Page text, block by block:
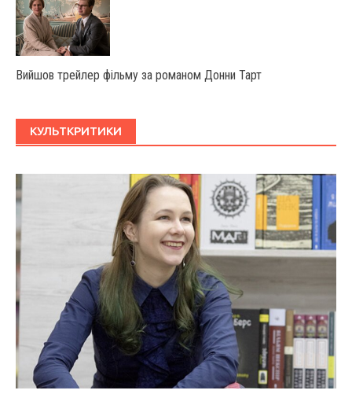
Вийшов трейлер фільму за романом Донни Тарт
КУЛЬТКРИТИКИ